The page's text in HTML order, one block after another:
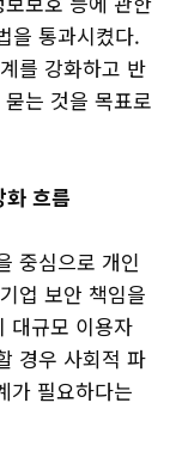
을 통과시켰다.
를 강화하고 반
는 것을 목표로
흐름
중심으로 개인
업 보안 책임을
대규모 이용자
경우 사회적 파
가 필요하다는